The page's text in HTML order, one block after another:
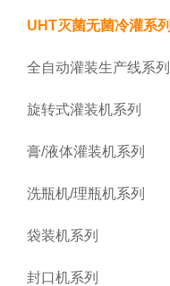
UHT灭菌无菌冷灌系列
全自动灌装生产线系列
旋转式灌装机系列
膏/液体灌装机系列
洗瓶机/理瓶机系列
袋装机系列
封口机系列